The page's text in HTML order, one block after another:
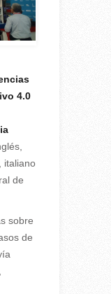
4.0
italiano
de
sobre
de